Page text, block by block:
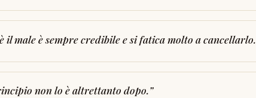
male è sempre credibile e si fatica molto a cancellarlo.
non lo è altrettanto dopo.”